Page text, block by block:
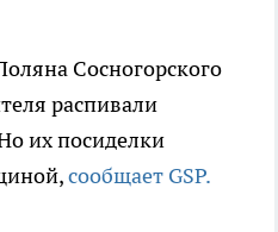
Сосногорского
распивали
их посиделки
сообщает GSP.